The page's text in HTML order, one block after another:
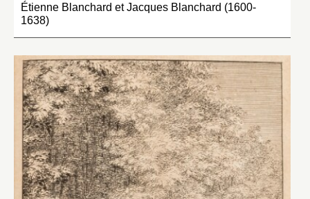
Étienne Blanchard et Jacques Blanchard (1600-
1638)